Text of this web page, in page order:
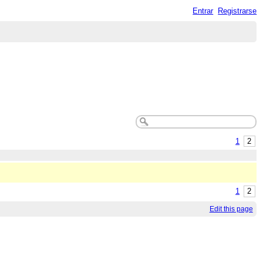
Entrar Registrarse
1 2
1 2
Edit this page